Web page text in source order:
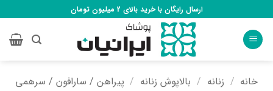
to
content
ارسال رایگان با خرید بالای 2 میلیون تومان
خانه / زنانه / بالاپوش زنانه / پیراهن / سارافون / سرهمی